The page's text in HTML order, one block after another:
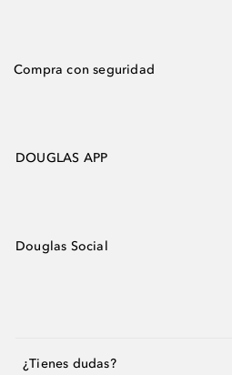
Compra con seguridad
DOUGLAS APP
Douglas Social
¿Tienes dudas?